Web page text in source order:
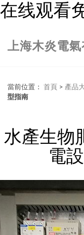
在线观看
上海木炎電
當前位置： 首頁 > 產品
型指南
水產生物
電